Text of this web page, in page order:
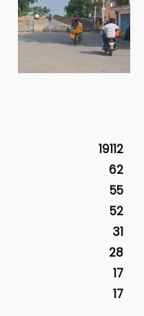
19112
62
55
52
31
28
17
17